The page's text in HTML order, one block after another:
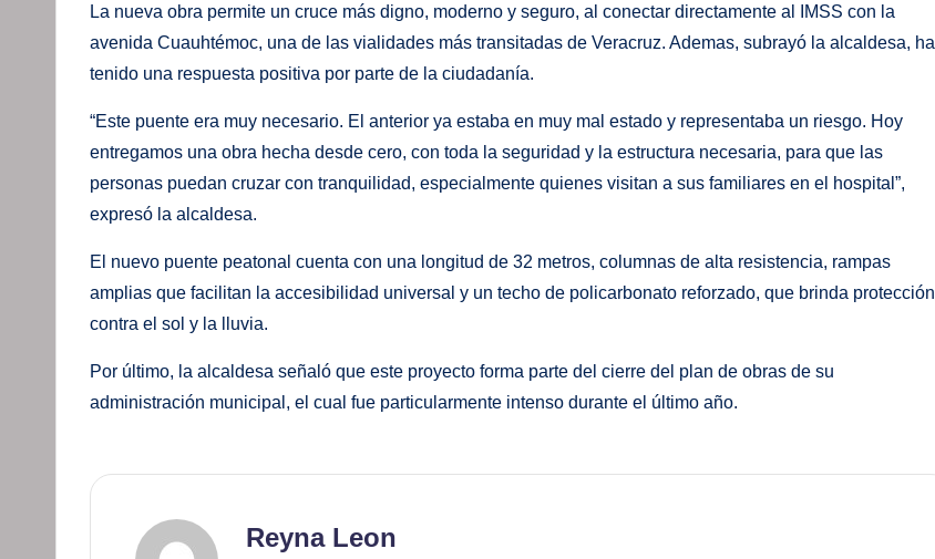
La nueva obra permite un cruce más digno, moderno y seguro, al conectar directamente al IMSS con la
avenida Cuauhtémoc, una de las vialidades más transitadas de Veracruz. Ademas, subrayó la alcaldesa, ha
tenido una respuesta positiva por parte de la ciudadanía.
“Este puente era muy necesario. El anterior ya estaba en muy mal estado y representaba un riesgo. Hoy
entregamos una obra hecha desde cero, con toda la seguridad y la estructura necesaria, para que las
personas puedan cruzar con tranquilidad, especialmente quienes visitan a sus familiares en el hospital”,
expresó la alcaldesa.
El nuevo puente peatonal cuenta con una longitud de 32 metros, columnas de alta resistencia, rampas
amplias que facilitan la accesibilidad universal y un techo de policarbonato reforzado, que brinda protección
contra el sol y la lluvia.
Por último, la alcaldesa señaló que este proyecto forma parte del cierre del plan de obras de su
administración municipal, el cual fue particularmente intenso durante el último año.
Reyna Leon